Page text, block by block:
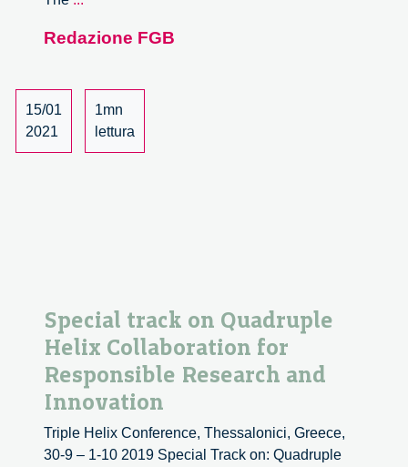
Citizen
Programme
Developer
Redazione FGB
15/01
2021
1mn
lettura
Special track on Quadruple
Helix Collaboration for
Responsible Research and
Innovation
Triple Helix Conference, Thessalonici, Greece,
30-9 – 1-10 2019 Special Track on: Quadruple